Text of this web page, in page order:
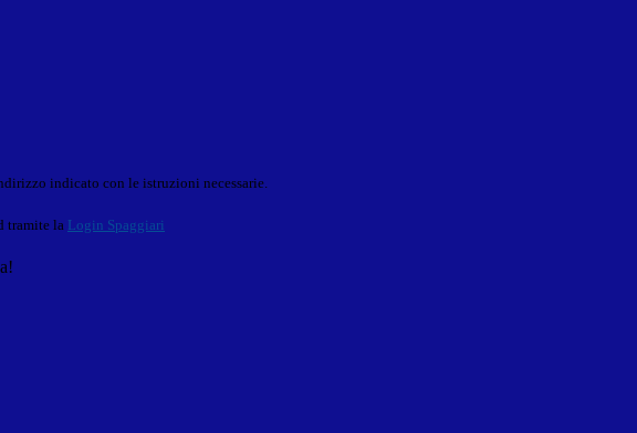
indicato con le istruzioni necessarie.
tramite la Login Spaggiari